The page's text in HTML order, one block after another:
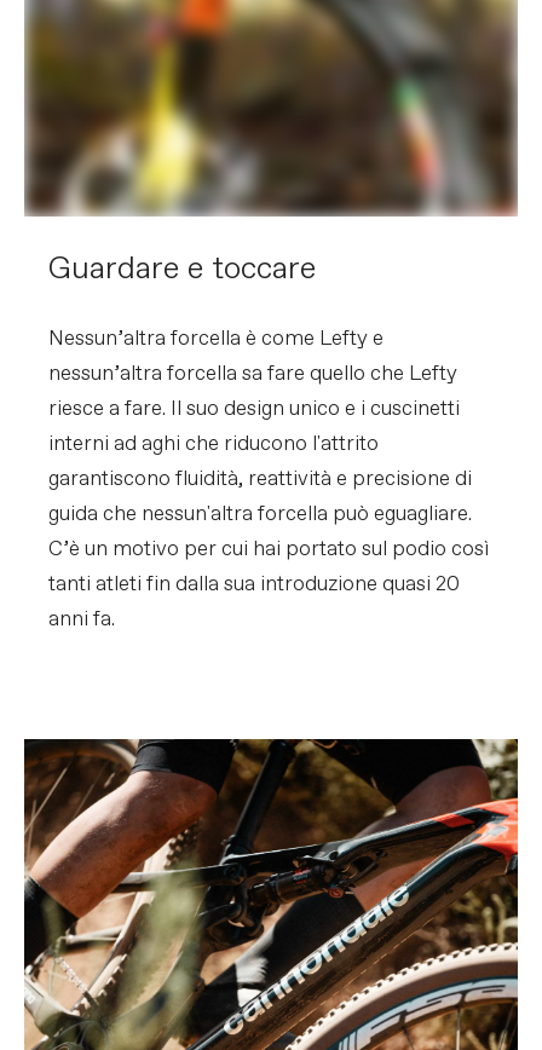
Guardare e toccare
Nessun’altra forcella è come Lefty e
nessun’altra forcella sa fare quello che Lefty
riesce a fare. Il suo design unico e i cuscinetti
interni ad aghi che riducono l'attrito
garantiscono fluidità, reattività e precisione di
guida che nessun'altra forcella può eguagliare.
C’è un motivo per cui hai portato sul podio così
tanti atleti fin dalla sua introduzione quasi 20
anni fa.
SENZA PREAVVISO.